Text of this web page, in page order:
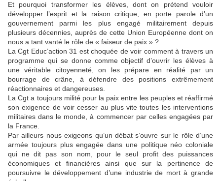
Et pourquoi transformer les élèves, dont on prétend vouloir
développer l’esprit et la raison critique, en porte parole d’un
gouvernement parmi les plus engagé militairement depuis
plusieurs décennies, auprès de cette Union Européenne dont on
nous a tant vanté le rôle de « faiseur de paix » ?
La Cgt Educ’action 31 est choquée de voir comment à travers un
programme qui se donne comme objectif d’ouvrir les élèves à
une véritable citoyenneté, on les prépare en réalité par un
bourrage de crâne, à défendre des positions extrêmement
réactionnaires et dangereuses.
La Cgt a toujours milité pour la paix entre les peuples et réaffirmé
son exigence de voir cesser au plus vite toutes les interventions
militaires dans le monde, à commencer par celles engagées par
la France.
Par ailleurs nous exigeons qu’un débat s’ouvre sur le rôle d’une
armée toujours plus engagée dans une politique néo coloniale
qui ne dit pas son nom, pour le seul profit des puissances
économiques et financières ainsi que sur la pertinence de
poursuivre le développement d’une industrie de mort à grande